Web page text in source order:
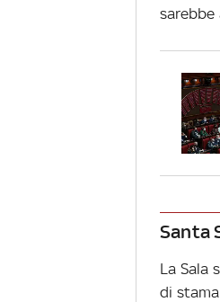
sarebbe
Santa
La Sala
di